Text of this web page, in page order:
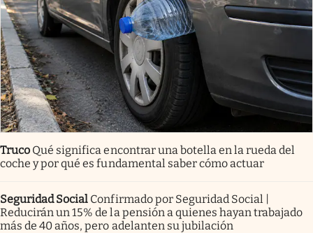
Truco Qué significa encontrar una botella en la rueda del
coche y por qué es fundamental saber cómo actuar
Seguridad Social Confirmado por Seguridad Social |
Reducirán un 15% de la pensión a quienes hayan trabajado
más de 40 años, pero adelanten su jubilación